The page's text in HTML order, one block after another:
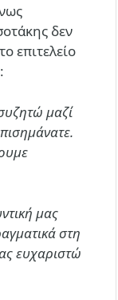
δεν
επιτελείο
μαζί
μας
στη
ευχαριστώ